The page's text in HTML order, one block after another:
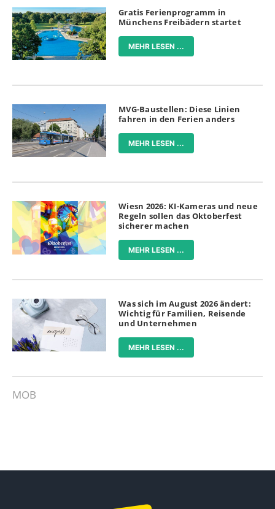
Gratis Ferienprogramm in
Münchens Freibädern startet
MEHR LESEN ...
MVG-Baustellen: Diese Linien
fahren in den Ferien anders
MEHR LESEN ...
Wiesn 2026: KI-Kameras und neue
Regeln sollen das Oktoberfest
sicherer machen
MEHR LESEN ...
Was sich im August 2026 ändert:
Wichtig für Familien, Reisende
und Unternehmen
MEHR LESEN ...
MOB